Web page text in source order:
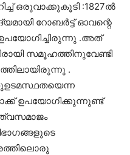
ഒരുവാക്കുകൂടി :1827ല്‍
റോബര്‍ട്ട്‌ ഓവന്റെ
ഉപയോഗിച്ചിരുന്നു .അത്
സമൂഹത്തിനുവേണ്ടി
.
ഉപയോഗിക്കുന്നുണ്ട്